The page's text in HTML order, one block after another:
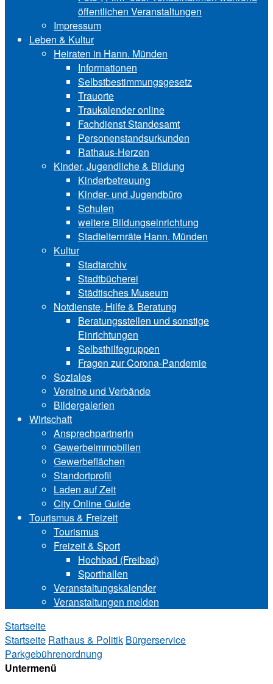
öffentlichen Veranstaltungen
Impressum
Leben & Kultur
Heiraten in Hann. Münden
Informationen
Selbstbestimmungsgesetz
Trauorte
Traukalender online
Fachdienst Standesamt
Personenstandsurkunden
Rathaus-Herzen
Kinder, Jugendliche & Bildung
Kinderbetreuung
Kinder- und Ju‍gend‍bü‍ro
Schulen
weitere Bildungseinrichtung
Stadtelternräte Hann. Münden
Kultur
Stadtarchiv
Stadtbücherei
Städtisches Museum
Notdienste, Hilfe & Be‍ra‍tung
Beratungsstellen und sonstige
Einrichtungen
Selbsthilfegruppen
Fragen zur Corona-Pandemie
Soziales
Vereine und Verbände
Bildergalerien
Wirtschaft
Ansprechpartnerin
Gewerbeimmobilien
Gewerbeflächen
Standortprofil
Laden auf Zeit
City Online Guide
Tourismus & Freizeit
Tourismus
Freizeit & Sport
Hochbad (Freibad)
Sporthallen
Veranstaltungskalender
Veranstaltungen melden
Startseite
Startseite Rathaus & Politik Bürgerservice
Parkgebührenordnung
Untermenü